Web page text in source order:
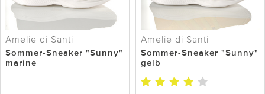
Amelie di Santi
Sommer-Sneaker "Sunny"
marine
Amelie di Santi
Sommer-Sneaker "Sunny"
gelb